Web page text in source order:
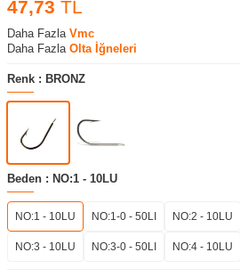
47,73 TL
Daha Fazla Vmc
Daha Fazla Olta İğneleri
Renk : BRONZ
Beden : NO:1 - 10LU
NO:1 - 10LU NO:1-0 - 50LI NO:2 - 10LU
NO:3 - 10LU NO:3-0 - 50LI NO:4 - 10LU